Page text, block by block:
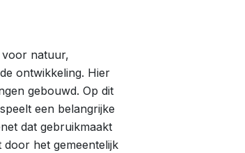
voor natuur,
ontwikkeling. Hier
gebouwd. Op dit
een belangrijke
dat gebruikmaakt
het gemeentelijk